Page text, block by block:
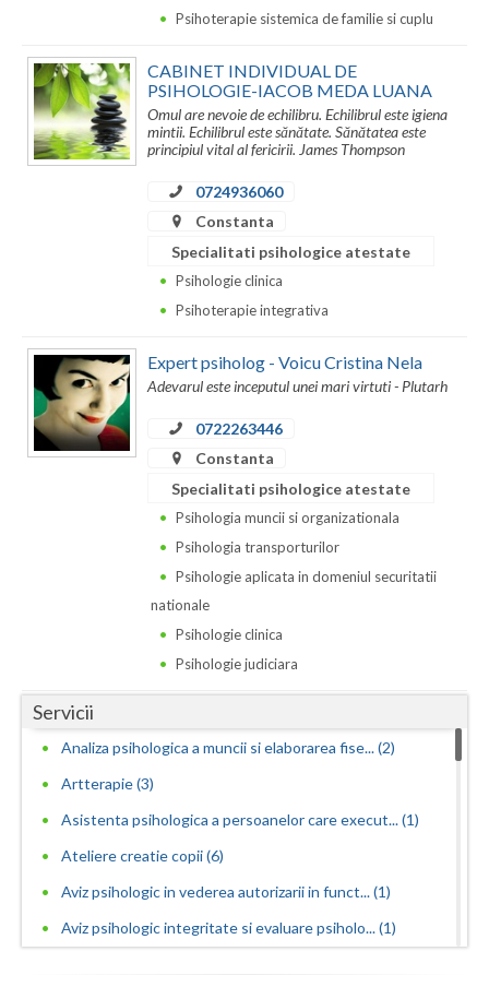
Psihoterapie sistemica de familie si cuplu
CABINET INDIVIDUAL DE
PSIHOLOGIE-IACOB MEDA LUANA
Omul are nevoie de echilibru. Echilibrul este igiena
mintii. Echilibrul este sănătate. Sănătatea este
principiul vital al fericirii. James Thompson
0724936060
Constanta
Specialitati psihologice atestate
Psihologie clinica
Psihoterapie integrativa
Expert psiholog - Voicu Cristina Nela
Adevarul este inceputul unei mari virtuti - Plutarh
0722263446
Constanta
Specialitati psihologice atestate
Psihologia muncii si organizationala
Psihologia transporturilor
Psihologie aplicata in domeniul securitatii
nationale
Psihologie clinica
Psihologie judiciara
Servicii
Analiza psihologica a muncii si elaborarea fise... (2)
Artterapie (3)
Asistenta psihologica a persoanelor care execut... (1)
Ateliere creatie copii (6)
Aviz psihologic in vederea autorizarii in funct... (1)
Aviz psihologic integritate si evaluare psiholo... (1)